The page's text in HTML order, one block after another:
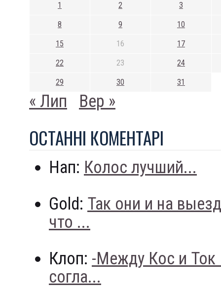
1 2 3
8 9 10
15 16 17
22 23 24
29 30 31
« Лип Вер »
ОСТАННI КОМЕНТАРI
Нап: Колос лучший...
Gold: Так они и на
что ...
Клоп: -Между Кос и
согла...